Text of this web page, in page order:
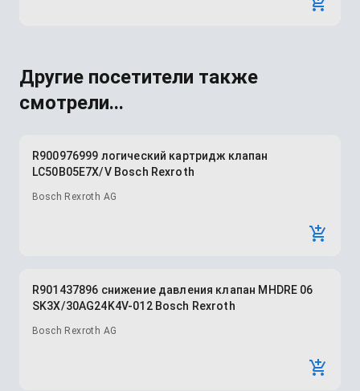
Другие посетители также
смотрели...
R900976999 логический картридж клапан
LC50B05E7X/V Bosch Rexroth
Bosch Rexroth AG
R901437896 снижение давления клапан MHDRE 06
SK3X/30AG24K4V-012 Bosch Rexroth
Bosch Rexroth AG